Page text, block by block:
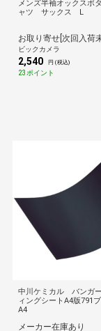
メンズ半袖オックスボ
ャツ サックス L
お取り寄せ[次回入荷
ビックカメラ
2,540 円 (税込)
23ポイント
中川ケミカル バンガ
ィングシートA4版791
A4
メーカー在庫あり